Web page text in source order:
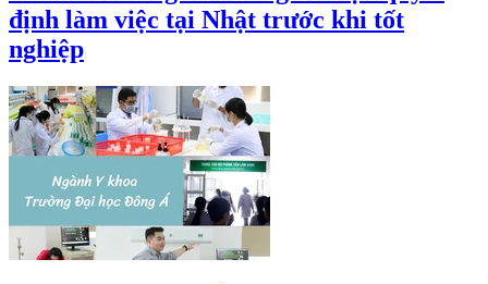
định làm việc tại Nhật trước khi tốt
nghiệp